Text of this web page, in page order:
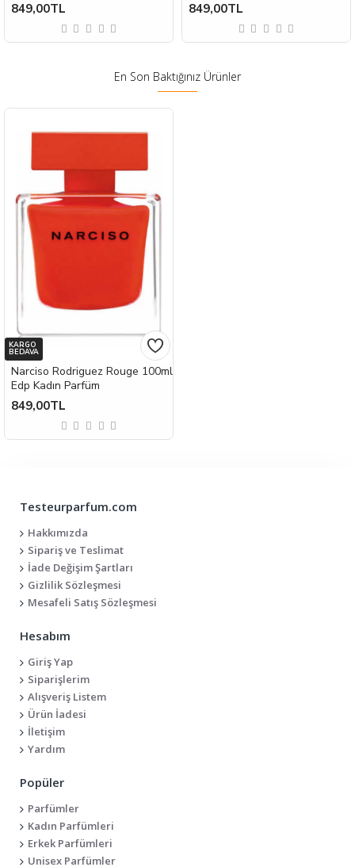
849,00TL 849,00TL
En Son Baktığınız Ürünler
KARGO
BEDAVA
Narciso Rodriguez Rouge 100ml
Edp Kadın Parfüm
849,00TL
Testeurparfum.com
Hakkımızda
Sipariş ve Teslimat
İade Değişim Şartları
Gizlilik Sözleşmesi
Mesafeli Satış Sözleşmesi
Hesabım
Giriş Yap
Siparişlerim
Alışveriş Listem
Ürün İadesi
İletişim
Yardım
Popüler
Parfümler
Kadın Parfümleri
Erkek Parfümleri
Unisex Parfümler